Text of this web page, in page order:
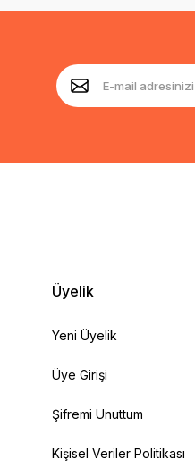
Üyelik
Yeni Üyelik
Üye Girişi
Şifremi Unuttum
Kişisel Veriler Politikası